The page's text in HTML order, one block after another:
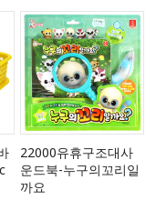
22000유휴구조대사
운드북-누구의꼬리일
까요